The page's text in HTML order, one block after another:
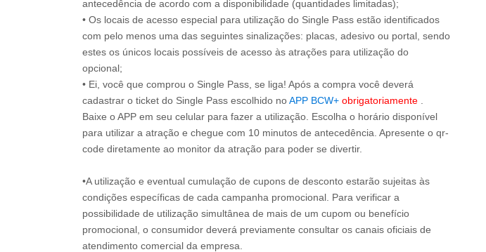
antecedência de acordo com a disponibilidade (quantidades limitadas);
• Os locais de acesso especial para utilização do Single Pass estão identificados
com pelo menos uma das seguintes sinalizações: placas, adesivo ou portal, sendo
estes os únicos locais possíveis de acesso às atrações para utilização do
opcional;
• Ei, você que comprou o Single Pass, se liga! Após a compra você deverá
cadastrar o ticket do Single Pass escolhido noAPP BCW+ obrigatoriamente
Baixe o APP em seu celular para fazer a utilização. Escolha o horário disponível
para utilizar a atração e chegue com 10 minutos de antecedência. Apresente o qr-
code diretamente ao monitor da atração para poder se divertir.
•A utilização e eventual cumulação de cupons de desconto estarão sujeitas às
condições específicas de cada campanha promocional. Para verificar a
possibilidade de utilização simultânea de mais de um cupom ou benefício
promocional, o consumidor deverá previamente consultar os canais oficiais de
atendimento comercial da empresa.